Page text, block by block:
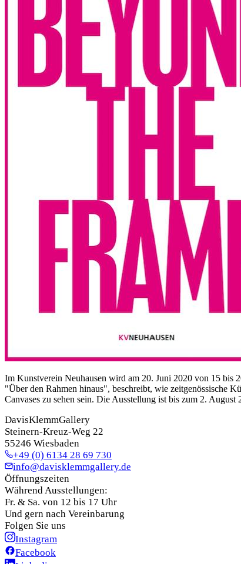
Im Kunstverein Neuhausen wird am 20. Juni 2020 von 15 bis
"Über den Rahmen hinaus", beschreibt, wie zeitgenössische
Canvases zu sehen sein. Die Ausstellung ist bis zum 2. August
DavisKlemmGallery
Steinern-Kreuz-Weg 22
55246 Wiesbaden
+49 (0) 6134 28 69 730
info@davisklemmgallery.de
Öffnungszeiten
Während Ausstellungen:
Fr. & Sa. von 12 bis 17 Uhr
Und gern nach Vereinbarung
Folgen Sie uns
Instagram
Facebook